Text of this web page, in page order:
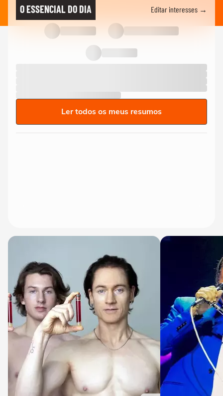
O ESSENCIAL DO DIA Editar interesses →
Ler todos os meus resumos